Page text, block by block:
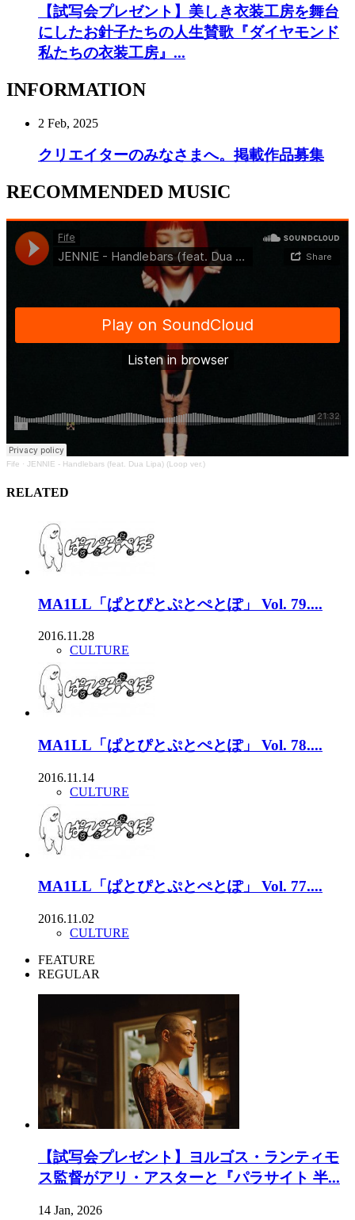
【試写会プレゼント】美しき衣装工房を舞台
にしたお針子たちの人生賛歌『ダイヤモンド
私たちの衣装工房』...
INFORMATION
2 Feb, 2025
クリエイターのみなさまへ。掲載作品募集
RECOMMENDED MUSIC
Fife · JENNIE - Handlebars (feat. Dua Lipa) (Loop ver.)
RELATED
MA1LL「ぱとぴとぷとぺとぽ」 Vol. 79....
2016.11.28
CULTURE
MA1LL「ぱとぴとぷとぺとぽ」 Vol. 78....
2016.11.14
CULTURE
MA1LL「ぱとぴとぷとぺとぽ」 Vol. 77....
2016.11.02
CULTURE
FEATURE
REGULAR
【試写会プレゼント】ヨルゴス・ランティモ
ス監督がアリ・アスターと『パラサイト 半...
14 Jan, 2026